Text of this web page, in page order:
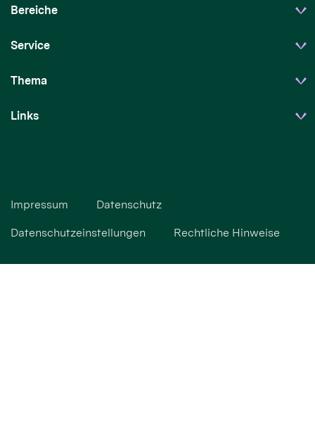
Bereiche
Service
Thema
Links
Impressum Datenschutz
Datenschutzeinstellungen Rechtliche Hinweise